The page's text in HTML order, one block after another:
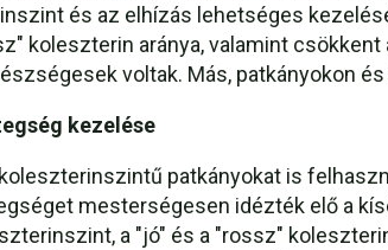
és az elhízás lehetséges
koleszterin aránya, valamint
voltak. Más, patkányokon
kezelése
patkányokat is
mesterségesen idézték elő a
a "jó" és a "rossz"